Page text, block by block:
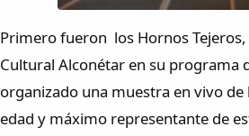
Primero fueron los Hornos Tejeros,
Cultural Alconétar en su programa
organizado una muestra en vivo de
edad y máximo representante de